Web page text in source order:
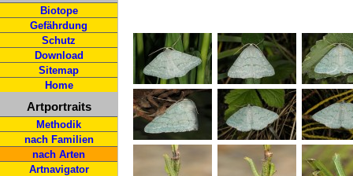
Biotope
Gefährdung
Schutz
Download
Sitemap
Home
Artportraits
Methodik
nach Familien
nach Arten
Artnavigator